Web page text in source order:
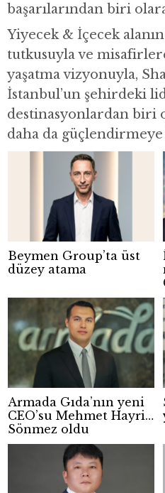
başarılarından biri
Yiyecek & İçecek
tutkusuyla ve
yaşatma vizyonuyla,
İstanbul’un şehirdeki
destinasyonlardan biri
daha da güçlendirmeye
Beymen Group’ta üst
düzey atama
Armada Gıda’nın yeni
CEO’su Mehmet Hayri
Sönmez oldu